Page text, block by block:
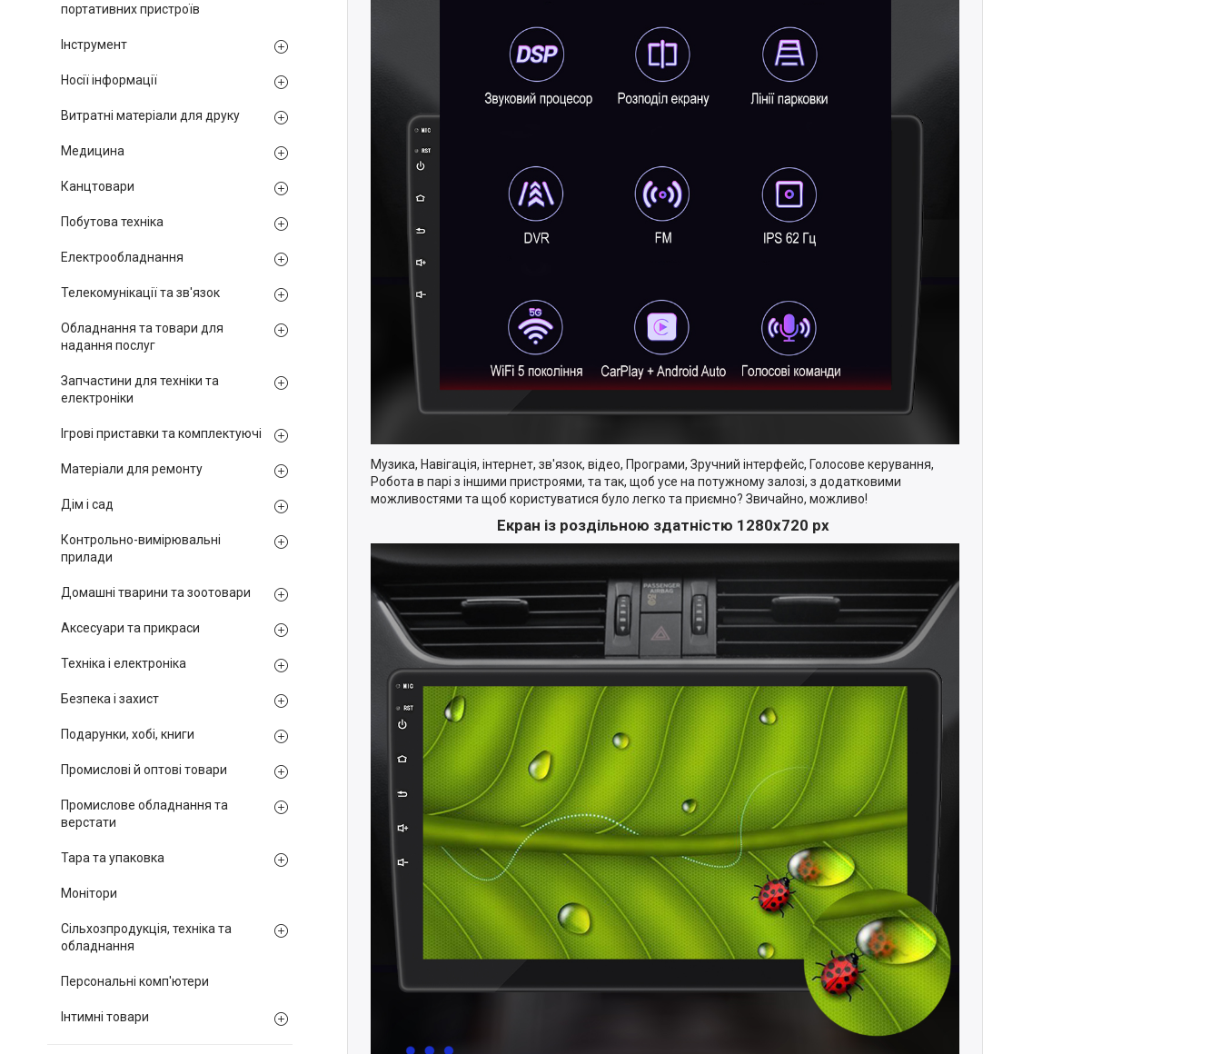
Музика, Навігація, інтернет, зв'язок, відео, Програми, Зручний інтерфейс, Голосове керування,
Робота в парі з іншими пристроями, та так, щоб усе на потужному залозі, з додатковими
можливостями та щоб користуватися було легко та приємно? Звичайно, можливо!
Екран із роздільною здатністю 1280х720 рх
портативних пристроїв
Інструмент
Носії інформації
Витратні матеріали для друку
Медицина
Канцтовари
Побутова техніка
Електрообладнання
Телекомунікації та зв'язок
Обладнання та товари для
надання послуг
Запчастини для техніки та
електроніки
Ігрові приставки та комплектуючі
Матеріали для ремонту
Дім і сад
Контрольно-вимірювальні
прилади
Домашні тварини та зоотовари
Аксесуари та прикраси
Техніка і електроніка
Безпека і захист
Подарунки, хобі, книги
Промислові й оптові товари
Промислове обладнання та
верстати
Тара та упаковка
Монітори
Сільхозпродукція, техніка та
обладнання
Персональні комп'ютери
Інтимні товари